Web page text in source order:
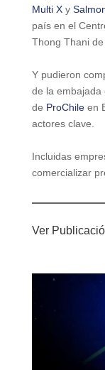
Multi Xy
país en el
Thong Thani
Y pudieron
de la embajada
de ProChileen
actores clave.
Incluidas
comercializar
Ver